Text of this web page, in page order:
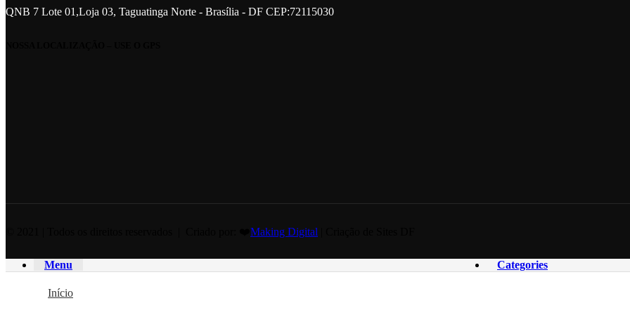
QNB 7 Lote 01,Loja 03, Taguatinga Norte - Brasília - DF CEP:72115030
Making Digital
Menu Categories
Início